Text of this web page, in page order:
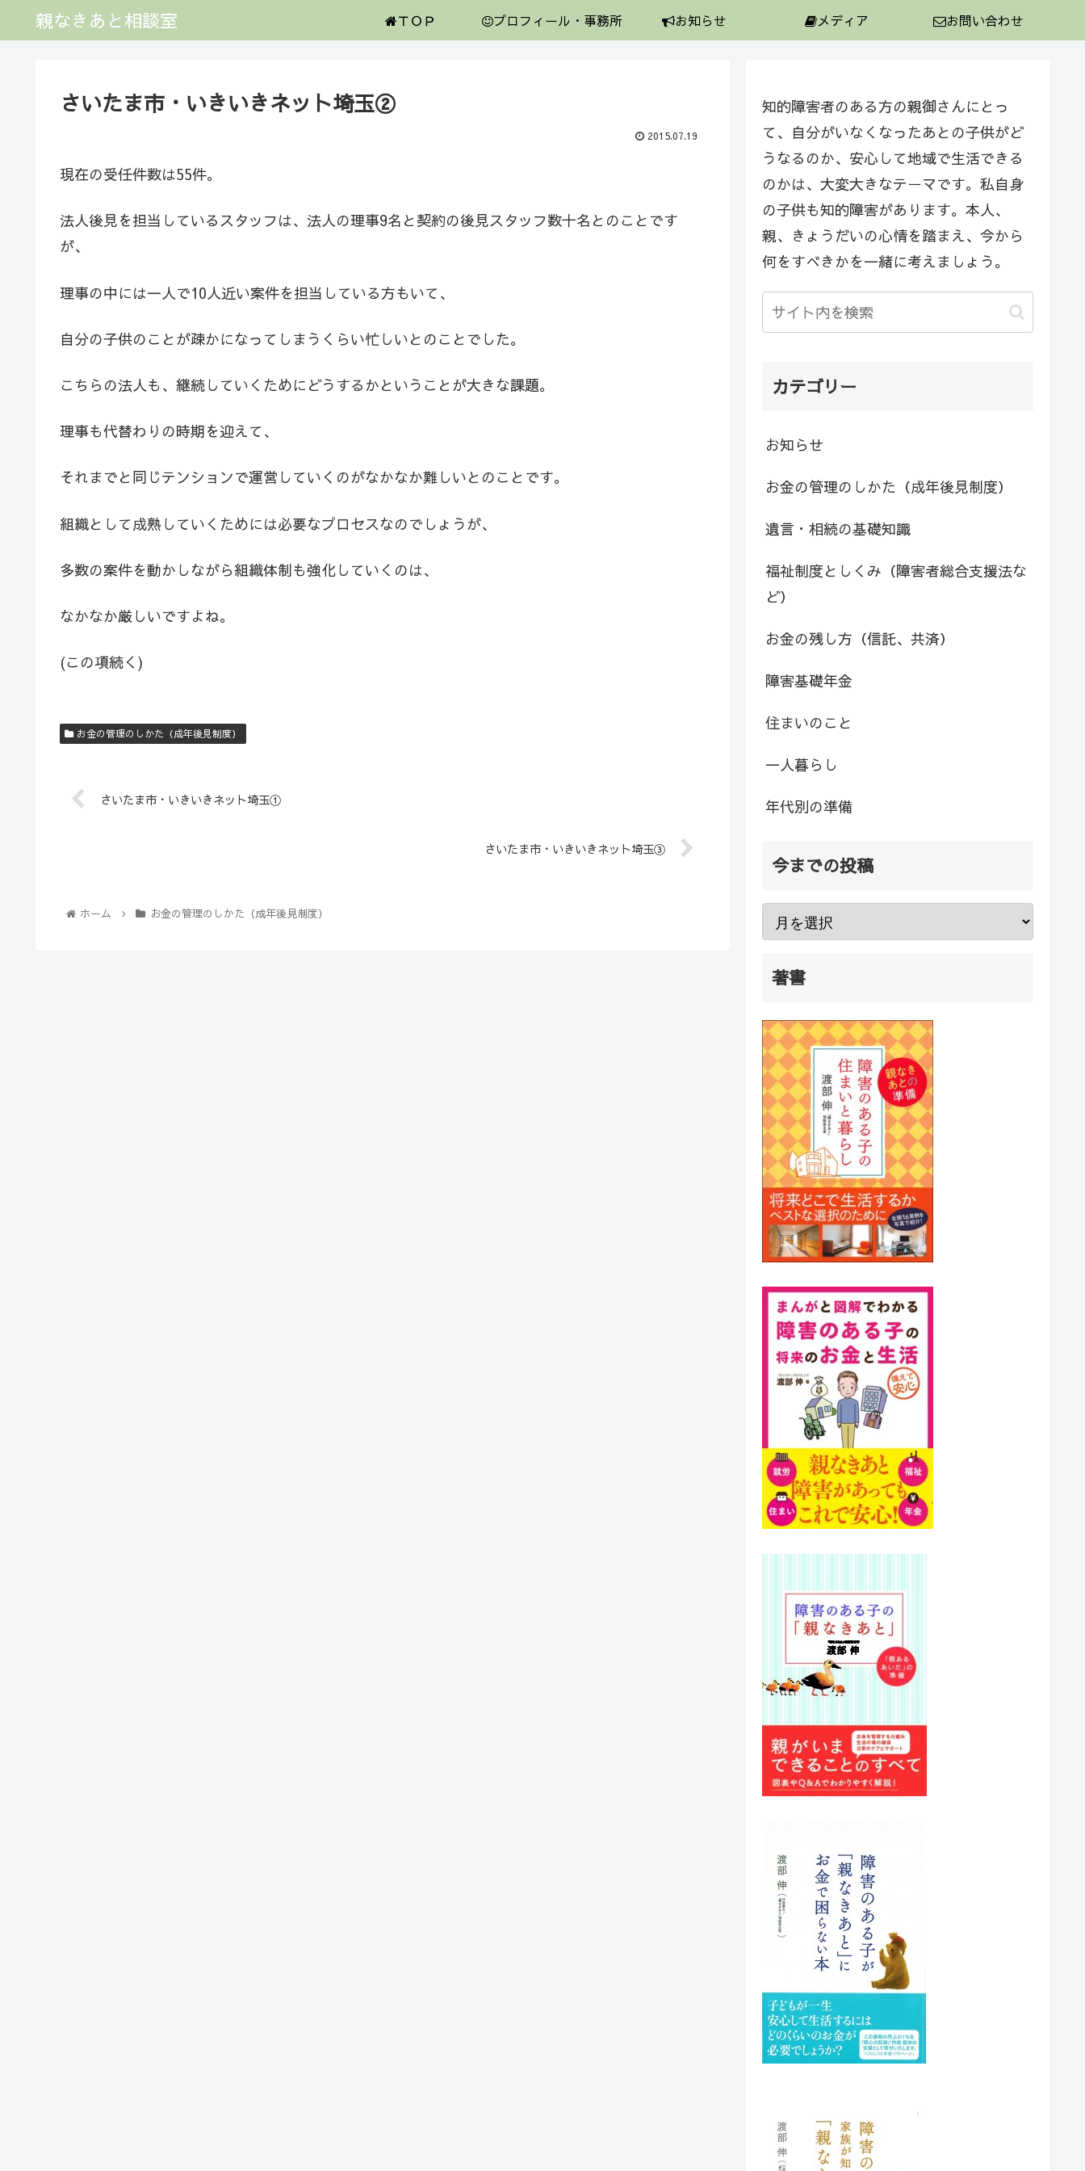
親なきあと相談室 ＴＯＰ プロフィール・事務所 お知らせ メディア お問い合わせ
さいたま市・いきいきネット埼玉②
2015.07.19
現在の受任件数は55件。
法人後見を担当しているスタッフは、法人の理事9名と契約の後見スタッフ数十名とのことです
が、
理事の中には一人で10人近い案件を担当している方もいて、
自分の子供のことが疎かになってしまうくらい忙しいとのことでした。
こちらの法人も、継続していくためにどうするかということが大きな課題。
理事も代替わりの時期を迎えて、
それまでと同じテンションで運営していくのがなかなか難しいとのことです。
組織として成熟していくためには必要なプロセスなのでしょうが、
多数の案件を動かしながら組織体制も強化していくのは、
なかなか厳しいですよね。
(この項続く)
お金の管理のしかた（成年後見制度）
さいたま市・いきいきネット埼玉①
さいたま市・いきいきネット埼玉③
ホーム お金の管理のしかた（成年後見制度）
知的障害者のある方の親御さんにとっ
て、自分がいなくなったあとの子供がど
うなるのか、安心して地域で生活できる
のかは、大変大きなテーマです。私自身
の子供も知的障害があります。本人、
親、きょうだいの心情を踏まえ、今から
何をすべきかを一緒に考えましょう。
カテゴリー
お知らせ
お金の管理のしかた（成年後見制度）
遺言・相続の基礎知識
福祉制度としくみ（障害者総合支援法な
ど）
お金の残し方（信託、共済）
障害基礎年金
住まいのこと
一人暮らし
年代別の準備
今までの投稿
著書